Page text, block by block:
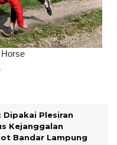
Plesiran
Kejanggalan
Bandar Lampung